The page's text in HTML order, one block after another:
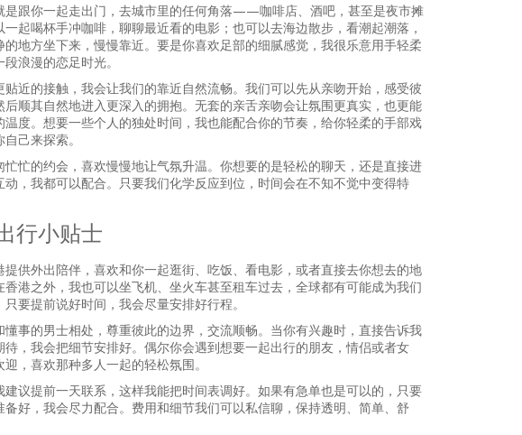
是跟你一起走出门，去城市里的任何角落——咖啡店、酒吧，甚至是夜市摊
一起喝杯手冲咖啡，聊聊最近看的电影；也可以去海边散步，看潮起潮落，
的地方坐下来，慢慢靠近。要是你喜欢足部的细腻感觉，我很乐意用手轻柔
浪漫的恋足时光。
贴近的接触，我会让我们的靠近自然流畅。我们可以先从亲吻开始，感受彼
后顺其自然地进入更深入的拥抱。无套的亲舌亲吻会让氛围更真实，也更能
温度。想要一些个人的独处时间，我也能配合你的节奏，给你轻柔的手部戏
己来探索。
忙忙的约会，喜欢慢慢地让气氛升温。你想要的是轻松的聊天，还是直接进
动，我都可以配合。只要我们化学反应到位，时间会在不知不觉中变得特
行小贴士
提供外出陪伴，喜欢和你一起逛街、吃饭、看电影，或者直接去你想去的地
香港之外，我也可以坐飞机、坐火车甚至租车过去，全球都有可能成为我们
要提前说好时间，我会尽量安排好行程。
懂事的男士相处，尊重彼此的边界，交流顺畅。当你有兴趣时，直接告诉我
待，我会把细节安排好。偶尔你会遇到想要一起出行的朋友，情侣或者女
，喜欢那种多人一起的轻松氛围。
建议提前一天联系，这样我能把时间表调好。如果有急单也是可以的，只要
备好，我会尽力配合。费用和细节我们可以私信聊，保持透明、简单、舒